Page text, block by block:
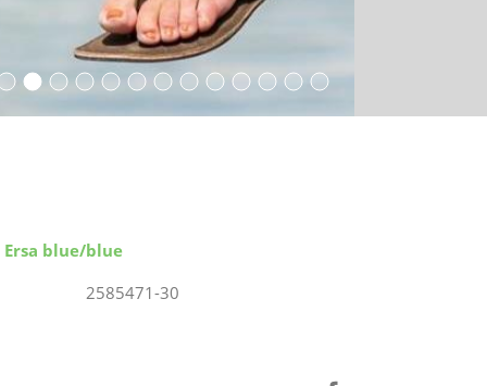
blue/blue
2585471-30